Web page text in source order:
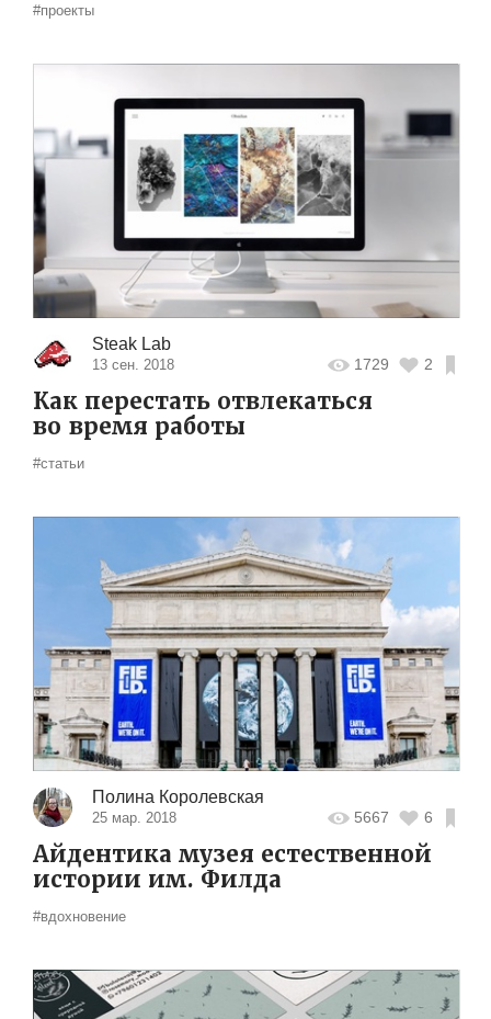
#проекты
Steak Lab
13 сен. 2018 1729 2
Как перестать отвлекаться
во время работы
#статьи
Полина Королевская
25 мар. 2018 5667 6
Айдентика музея естественной
истории им. Филда
#вдохновение